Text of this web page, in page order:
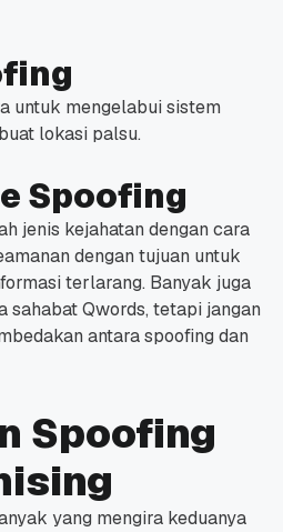
untuk mengelabui sistem
lokasi palsu.
Spoofing
jenis kejahatan dengan cara
dengan tujuan untuk
terlarang. Banyak juga
sahabat Qwords, tetapi jangan
antara spoofing dan
Spoofing
yang mengira keduanya